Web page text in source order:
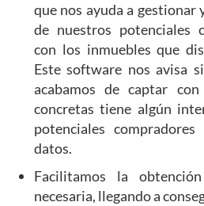
que nos ayuda a gestionar
de nuestros potenciales
con los inmuebles que
Este software nos avisa
acabamos de captar
concretas tiene algún
potenciales
datos.
Facilitamos la
necesaria, llegando a